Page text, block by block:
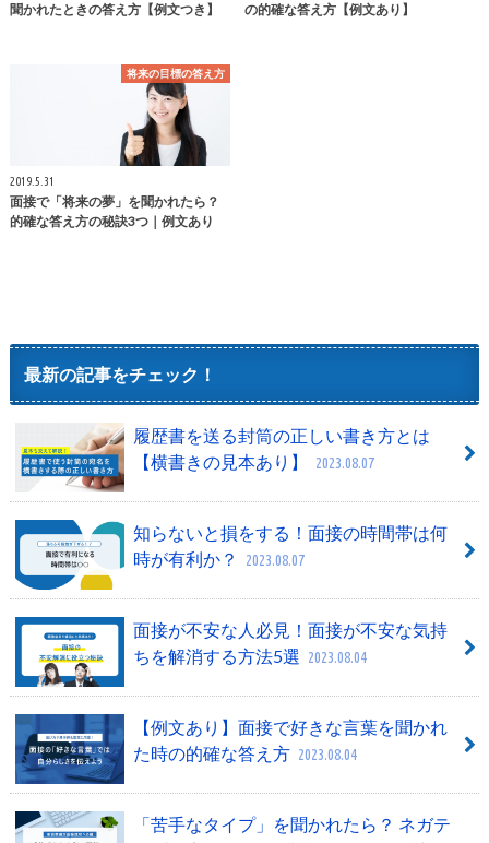
聞かれたときの答え方【例文つき】
の的確な答え方【例文あり】
将来の目標の答え方
2019.5.31
面接で「将来の夢」を聞かれたら？
的確な答え方の秘訣3つ｜例文あり
最新の記事をチェック！
履歴書を送る封筒の正しい書き方とは
【横書きの見本あり】
2023.08.07
知らないと損をする！面接の時間帯は何
時が有利か？
2023.08.07
面接が不安な人必見！面接が不安な気持
ちを解消する方法5選 2023.08.04
【例文あり】面接で好きな言葉を聞かれ
た時の的確な答え方 2023.08.04
「苦手なタイプ」を聞かれたら？ ネガテ